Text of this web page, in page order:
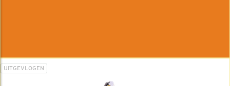
UITGEVLOGEN